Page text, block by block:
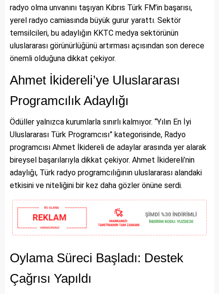
radyo olma unvanını taşıyan Kıbrıs Türk FM’in başarısı,
yerel radyo camiasında büyük gurur yarattı. Sektör
temsilcileri, bu adaylığın KKTC medya sektörünün
uluslararası görünürlüğünü artırması açısından son derece
önemli olduğuna dikkat çekiyor.
Ahmet İkidereli’ye Uluslararası
Programcılık Adaylığı
Ödüller yalnızca kurumlarla sınırlı kalmıyor. “Yılın En İyi
Uluslararası Türk Programcısı” kategorisinde, Radyo
programcısı Ahmet İkidereli de adaylar arasında yer alarak
bireysel başarılarıyla dikkat çekiyor. Ahmet İkidereli’nin
adaylığı, Türk radyo programcılığının uluslararası alandaki
etkisini ve niteliğini bir kez daha gözler önüne serdi.
Oylama Süreci Başladı: Destek
Çağrısı Yapıldı